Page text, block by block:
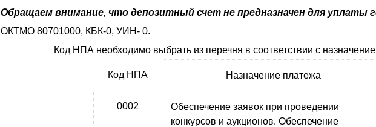
Обращаем внимание, что депозитный счет не предназначен для уплаты
ОКТМО 80701000, КБК-0, УИН- 0.
Код НПА необходимо выбрать из перечня в соответствии с
Код НПА Назначение платежа
0002
Обеспечение заявок при проведении
конкурсов и аукционов. Обеспечение